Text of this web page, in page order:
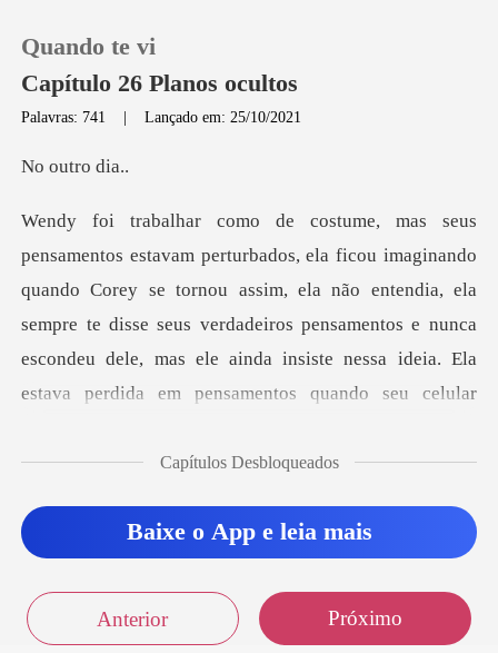
Loja
Histórico
Sair
Quando te vi
Capítulo 26 Planos ocultos
Palavras: 741 |Lançado em: 25/10/2021
tro d
y se tornou assim, ela não entendia, ela
sempre te disse seus verdadeiros pensamentos e nunca
escondeu dele, ma
Capítulos Desbloqueados
Baixe o App e leia mais
Anterior Próximo